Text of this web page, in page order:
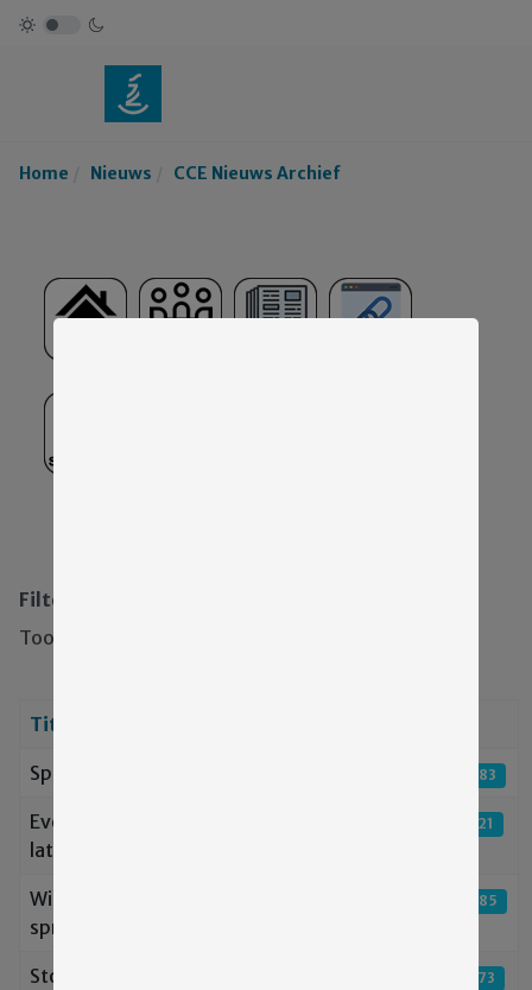
Home Nieuws CCE Nieuws Archief
Filters
Toon #
Titel
Speciale website Hits: 2983
Even wat van ons
laten horen..
Hits: 2821
Wintereditie
spreekbuis
Hits: 2685
Stopzetten
Hits: 2873